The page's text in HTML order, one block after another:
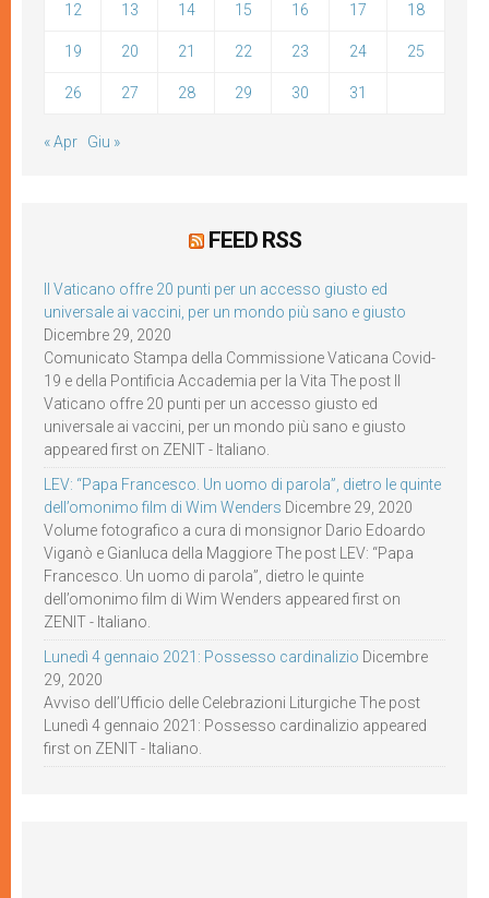
12 13 14 15 16 17 18
19 20 21 22 23 24 25
26 27 28 29 30 31
« Apr Giu »
FEED RSS
Il Vaticano offre 20 punti per un accesso giusto ed
universale ai vaccini, per un mondo più sano e giusto
Dicembre 29, 2020
Comunicato Stampa della Commissione Vaticana Covid-
19 e della Pontificia Accademia per la Vita The post Il
Vaticano offre 20 punti per un accesso giusto ed
universale ai vaccini, per un mondo più sano e giusto
appeared first on ZENIT - Italiano.
LEV: “Papa Francesco. Un uomo di parola”, dietro le quinte
dell’omonimo film di Wim Wenders Dicembre 29, 2020
Volume fotografico a cura di monsignor Dario Edoardo
Viganò e Gianluca della Maggiore The post LEV: “Papa
Francesco. Un uomo di parola”, dietro le quinte
dell’omonimo film di Wim Wenders appeared first on
ZENIT - Italiano.
Lunedì 4 gennaio 2021: Possesso cardinalizio Dicembre
29, 2020
Avviso dell’Ufficio delle Celebrazioni Liturgiche The post
Lunedì 4 gennaio 2021: Possesso cardinalizio appeared
first on ZENIT - Italiano.